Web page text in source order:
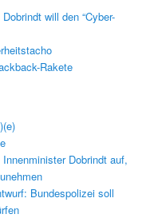
will den “Cyber-
Rakete
Dobrindt auf,
Bundespolizei soll